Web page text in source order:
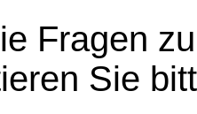
Fragen
Sie